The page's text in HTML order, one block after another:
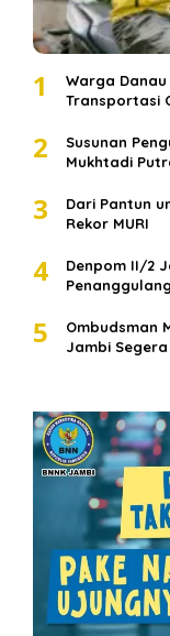
1
Warga Danau
Transportasi
2
Susunan
Mukhtadi
3
Dari Pantun
Rekor MURI
4
Denpom II/2
5
Ombudsman
Jambi